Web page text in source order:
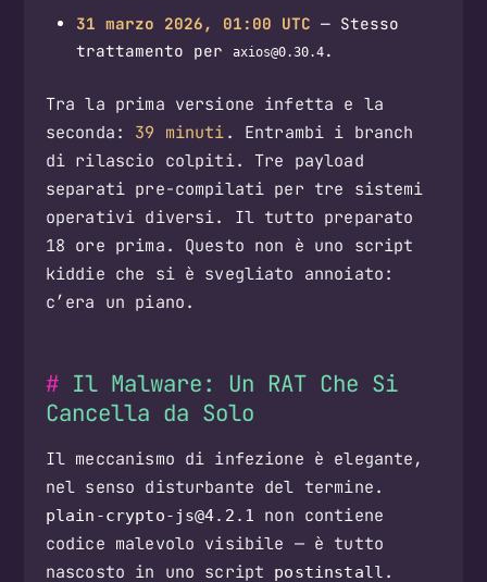
31 marzo 2026, 01:00 UTC — Stesso
trattamento per
axios@0.30.4.
Tra la prima versione infetta e la
seconda: 39 minuti. Entrambi i branch
di rilascio colpiti. Tre payload
separati pre-compilati per tre sistemi
operativi diversi. Il tutto preparato
18 ore prima. Questo non è uno script
kiddie che si è svegliato annoiato:
c’era un piano.
Il Malware: Un RAT Che Si
Cancella da Solo
Il meccanismo di infezione è elegante,
nel senso disturbante del termine.
plain-crypto-js@4.2.1
non contiene
codice malevolo visibile — è tutto
nascosto in uno script
postinstall .